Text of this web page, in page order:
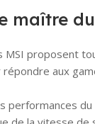
maître
MSI proposent
aux
performances